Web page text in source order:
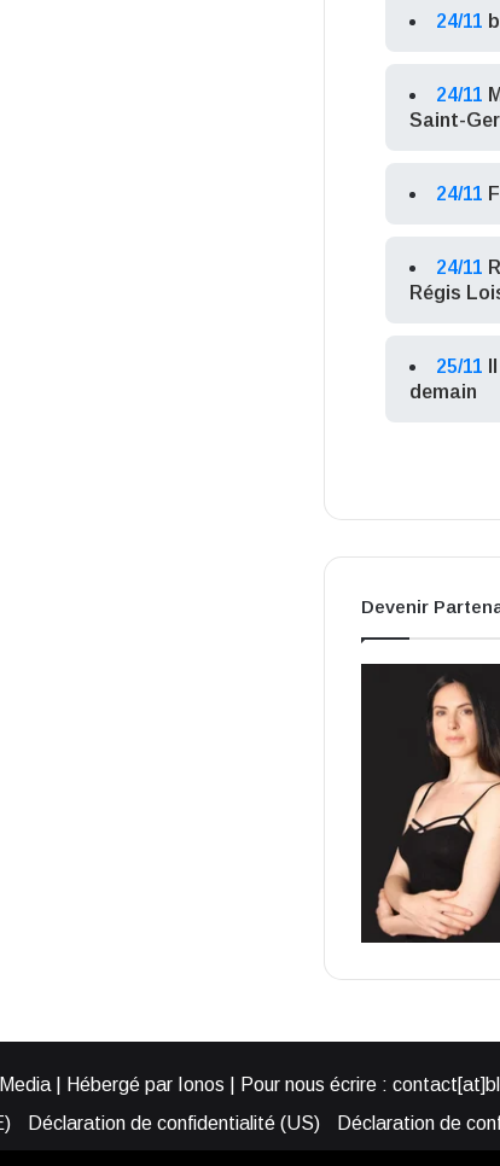
24/11
24/11
Saint-
24/11
24/11
Régis
25/11
demain
Devenir
| Hébergé par Ionos | Pour nous écrire :
Déclaration de confidentialité (US)
Déclaration de